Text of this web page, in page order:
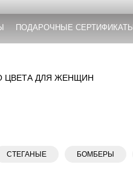
ПОДАРОЧНЫЕ СЕРТИФИКАТЫ
ЦВЕТА ДЛЯ ЖЕНЩИН
СТЕГАНЫЕ БОМБЕРЫ